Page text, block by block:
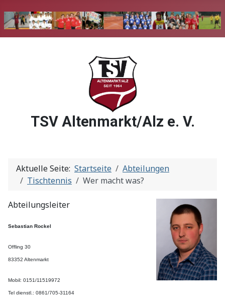
TSV Altenmarkt/Alz e. V.
Aktuelle Seite: Startseite
Abteilungen
Tischtennis
Wer macht was?
Abteilungsleiter
Sebastian Rockel
Offling 30
83352 Altenmarkt
Mobil: 0151/11519972
Tel dienstl.: 0861/705-31164